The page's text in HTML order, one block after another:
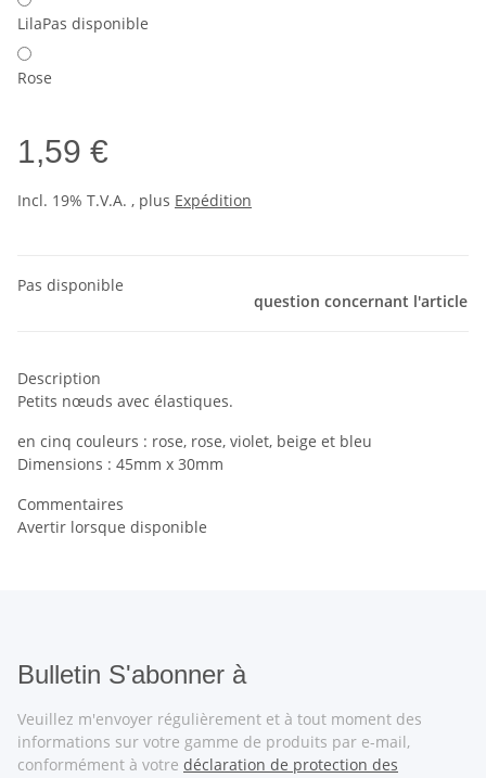
LilaPas disponible
Rose
1,59 €
Incl. 19% T.V.A. , plus Expédition
Pas disponible
question concernant l'article
Description
Petits nœuds avec élastiques.
en cinq couleurs : rose, rose, violet, beige et bleu
Dimensions : 45mm x 30mm
Commentaires
Avertir lorsque disponible
Bulletin S'abonner à
Veuillez m'envoyer régulièrement et à tout moment des
informations sur votre gamme de produits par e-mail,
conformément à votre déclaration de protection des